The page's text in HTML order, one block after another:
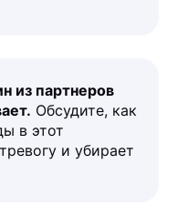
из партнеров
Обсудите, как
в этот
и убирает